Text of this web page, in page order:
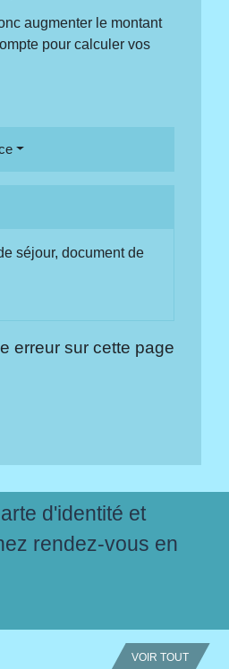
augmenter le montant
pour calculer vos
séjour, document de
erreur sur cette page
d'identité et
rendez-vous en
VOIR TOUT